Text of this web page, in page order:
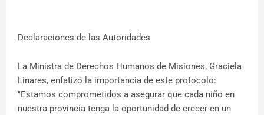
Declaraciones de las Autoridades
La Ministra de Derechos Humanos de Misiones, Graciela
Linares, enfatizó la importancia de este protocolo:
"Estamos comprometidos a asegurar que cada niño en
nuestra provincia tenga la oportunidad de crecer en un